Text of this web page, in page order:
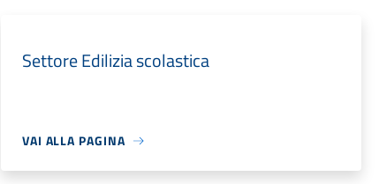
Settore Edilizia scolastica
VAI ALLA PAGINA